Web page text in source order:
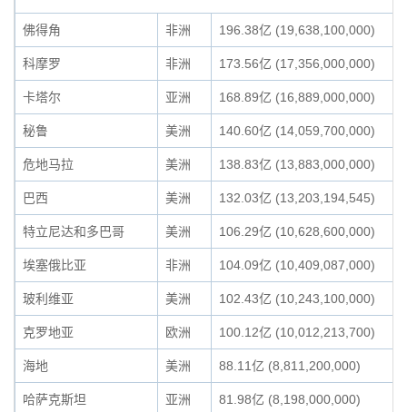
佛得角 非洲 196.38亿 (19,638,100,000)
科摩罗 非洲 173.56亿 (17,356,000,000)
卡塔尔 亚洲 168.89亿 (16,889,000,000)
秘鲁 美洲 140.60亿 (14,059,700,000)
危地马拉 美洲 138.83亿 (13,883,000,000)
巴西 美洲 132.03亿 (13,203,194,545)
特立尼达和多巴哥 美洲 106.29亿 (10,628,600,000)
埃塞俄比亚 非洲 104.09亿 (10,409,087,000)
玻利维亚 美洲 102.43亿 (10,243,100,000)
克罗地亚 欧洲 100.12亿 (10,012,213,700)
海地 美洲 88.11亿 (8,811,200,000)
哈萨克斯坦 亚洲 81.98亿 (8,198,000,000)